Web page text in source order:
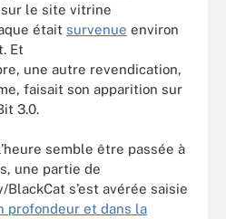
le site vitrine
était survenue environ
Et
une autre revendication,
faisait son apparition sur
3.0.
semble être passée à
une partie de
BlackCat s’est avérée saisie
profondeur et dans la